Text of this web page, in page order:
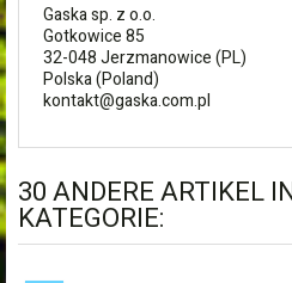
Gaska sp. z o.o.
Gotkowice 85
32-048Jerzmanowice (PL)
Polska (Poland)
kontakt@gaska.com.pl
30 ANDERE ARTIKEL
KATEGORIE: